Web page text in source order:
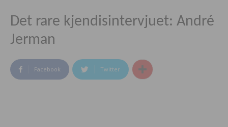
Det rare kjendisintervjuet: André
Jerman
Facebook Twitter